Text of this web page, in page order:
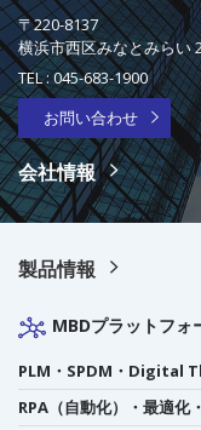
〒220-8137
横浜市西区みなとみらい
TEL :045-683-1900
お問い合わせ
会社情報
製品情報
MBDプラットフォ
PLM・SPDM・Digital
RPA（自動化）・最適化